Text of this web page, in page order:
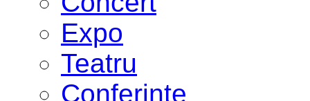
Expo
Teatru
Conferinţe